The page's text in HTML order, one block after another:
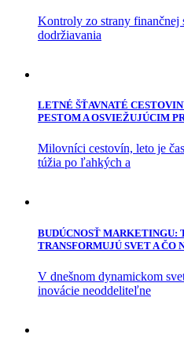
Kontroly zo strany finančnej
dodržiavania
LETNÉ ŠŤAVNATÉ
PESTOM A OSVIEŽUJÚCIM
Milovníci cestovín, leto je
túžia po ľahkých a
BUDÚCNOSŤ MARKETINGU:
TRANSFORMUJÚ SVET A ČO
V dnešnom dynamickom
inovácie neoddeliteľne